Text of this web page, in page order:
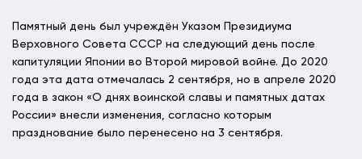
Памятный день был учреждён Указом Президиума
Верховного Совета СССР на следующий день после
капитуляции Японии во Второй мировой войне. До 2020
года эта дата отмечалась 2 сентября, но в апреле 2020
года в закон «О днях воинской славы и памятных датах
России» внесли изменения, согласно которым
празднование было перенесено на 3 сентября.